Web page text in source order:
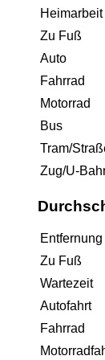
Heimarbeit
Zu Fuß
Auto
Fahrrad
Motorrad
Bus
Tram/
Zug/U-
Entfernung
Zu Fuß
Wartezeit
Autofahrt
Fahrrad